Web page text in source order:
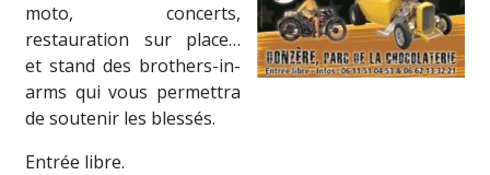
moto, concerts,
restauration sur place…
et stand des brothers-in-
arms qui vous permettra
de soutenir les blessés.
Entrée libre.